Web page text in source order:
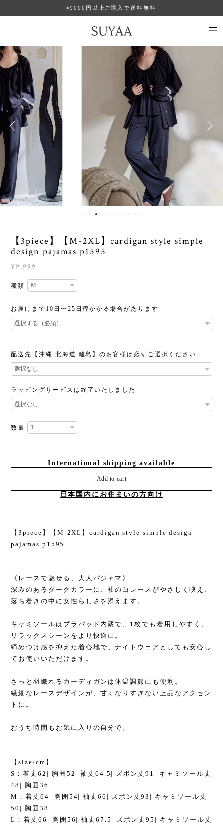
▪︎9000円以上ご購入で送料無料
【3piece】【M-2XL】cardigan style simple
design pajamas p1595
¥9,999
種類
お届けまで10日〜25日程かかる場合があります
配送先【沖縄.北海道.離島】のお客様は必ずご選択ください
ラッピングサービスは終了いたしました
数量
International shipping available
Add to cart
日本国内にお住まいの方向け
【3piece】【M-2XL】cardigan style simple design
pajamas p1595
《レースで魅せる、大人パジャマ》
深みのあるダークカラーに、袖の白レースがやさしく映え、
落ち着きの中に女性らしさを添えます。
キャミソールはブラパッド内蔵で、1枚でも着用しやすく、
リラックスシーンをより快適に。
締めつけ感を抑えた着心地で、ナイトウェアとしても安心し
てお使いいただけます。
さっと羽織れるカーディガンは体温調節にも便利。
繊細なレースデザインが、甘くなりすぎない上品なアクセン
トに。
おうち時間もお気に入りの自分で。
【size/cm】
S：着丈62| 胸囲52| 袖丈64.5| ズボン丈91| キャミソール丈
48| 胸囲36
M：着丈64| 胸囲54| 袖丈66| ズボン丈93| キャミソール丈
50| 胸囲38
L：着丈66| 胸囲56| 袖丈67.5| ズボン丈95| キャミソール丈